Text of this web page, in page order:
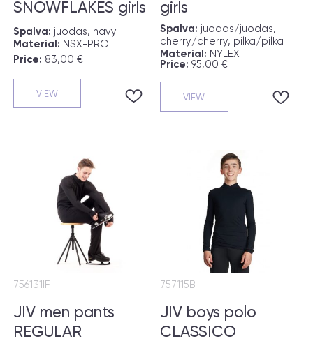
SNOWFLAKES girls
Spalva: juodas, navy
Material: NSX-PRO
Price: 83,00 €
VIEW
girls
Spalva: juodas/juodas,
cherry/cherry, pilka/pilka
Material: NYLEX
Price: 95,00 €
VIEW
JIV men pants
REGULAR
756131IF
JIV boys polo
CLASSICO
757115B